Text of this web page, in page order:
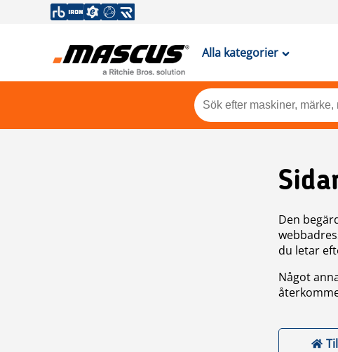
Alla kategorier
Den
du letar
Något